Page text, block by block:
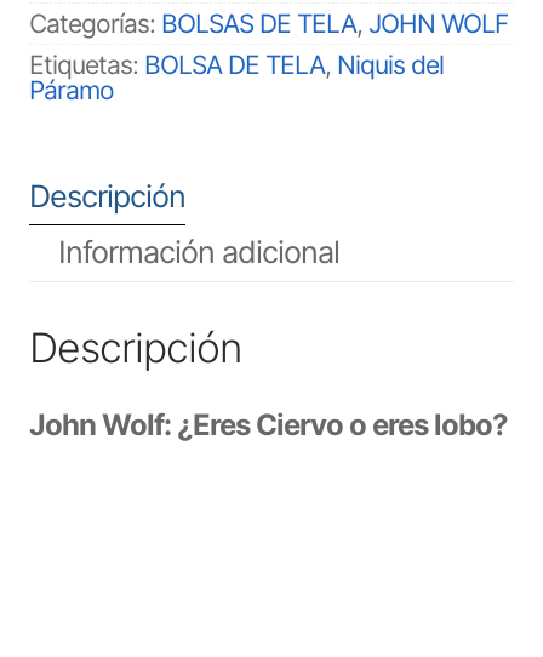
Categorías: BOLSAS DE TELA, JOHN WOLF
Etiquetas: BOLSA DE TELA, Niquis del
Páramo
Descripción
Información adicional
Descripción
John Wolf: ¿Eres Ciervo o eres lobo?